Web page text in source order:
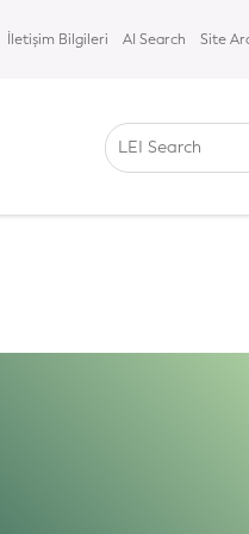
İletişim Bilgileri AI Search Site
Doğruluğu garanti